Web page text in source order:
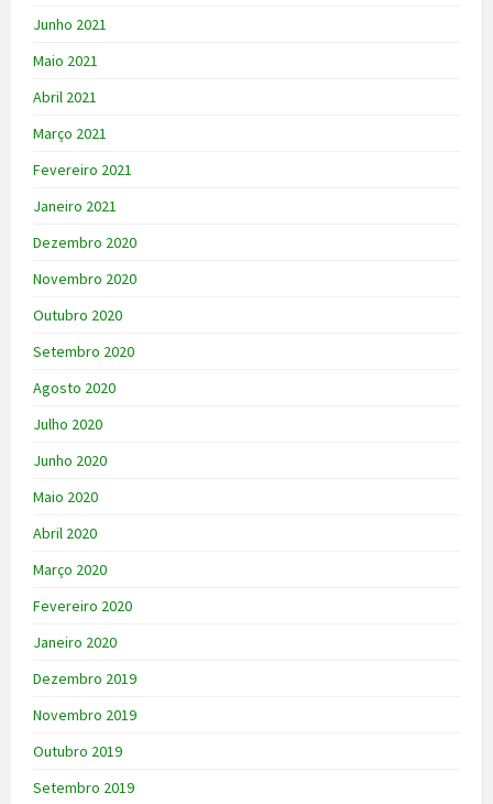
Junho 2021
Maio 2021
Abril 2021
Março 2021
Fevereiro 2021
Janeiro 2021
Dezembro 2020
Novembro 2020
Outubro 2020
Setembro 2020
Agosto 2020
Julho 2020
Junho 2020
Maio 2020
Abril 2020
Março 2020
Fevereiro 2020
Janeiro 2020
Dezembro 2019
Novembro 2019
Outubro 2019
Setembro 2019